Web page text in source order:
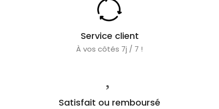
Service client
À vos côtés 7j / 7 !
Satisfait ou remboursé